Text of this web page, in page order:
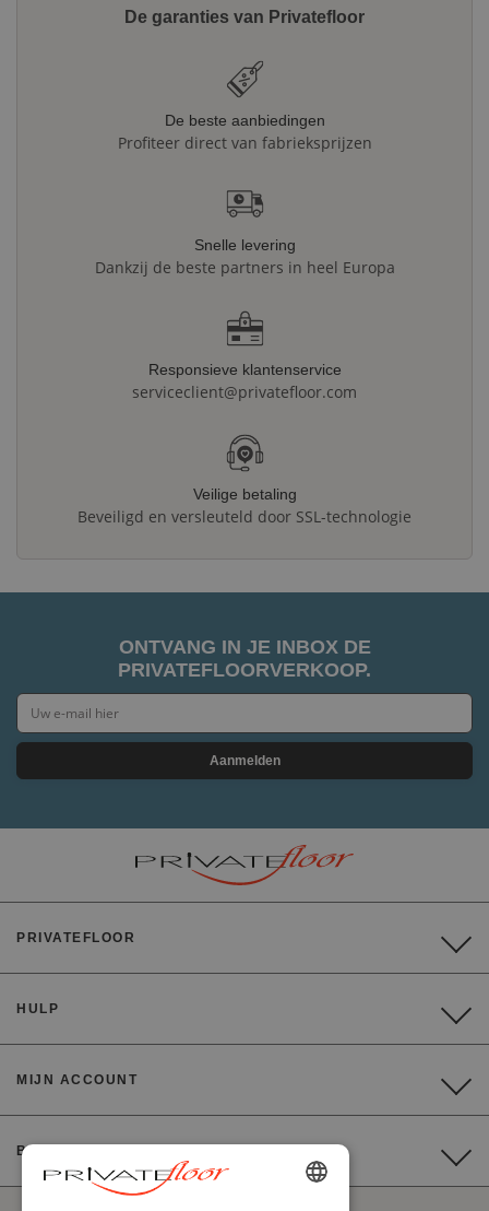
De garanties van Privatefloor
De beste aanbiedingen
Profiteer direct van fabrieksprijzen
Snelle levering
Dankzij de beste partners in heel Europa
Responsieve klantenservice
serviceclient@privatefloor.com
Veilige betaling
Beveiligd en versleuteld door SSL-technologie
ONTVANG IN JE INBOX DE
PRIVATEFLOORVERKOOP.
Aanmelden
PRIVATEFLOOR
HULP
MIJN ACCOUNT
BETALING